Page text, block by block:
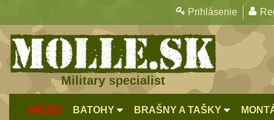
Prihlásenie
Military specialist
AKCIE! BATOHY BRAŠNY A TAŠKY